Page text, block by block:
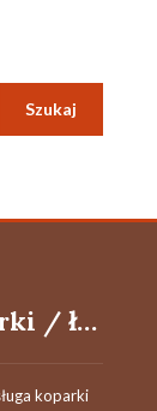
Operator koparki / ładowarki teleskopowej
koparki